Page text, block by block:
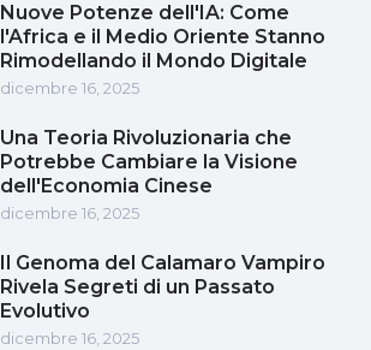
Nuove Potenze dell'IA: Come
l'Africa e il Medio Oriente Stanno
Rimodellando il Mondo Digitale
dicembre 16, 2025
Una Teoria Rivoluzionaria che
Potrebbe Cambiare la Visione
dell'Economia Cinese
dicembre 16, 2025
Il Genoma del Calamaro Vampiro
Rivela Segreti di un Passato
Evolutivo
dicembre 16, 2025